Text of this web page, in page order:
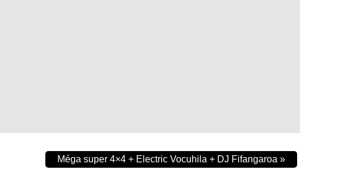
Méga super 4×4 + Electric Vocuhila + DJ Fifangaroa »